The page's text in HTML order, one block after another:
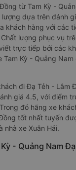
từ Tam Kỳ -
dựa trên đánh
khách hàng với các
lượng phục vụ
trực tiếp bởi các
Tam Kỳ - Quảng
đi Đạ Tẻh - Lâm
giá 4.5, với điểm
đó hãng xe
tốt nhất tuyến
nhà xe Xuân Hải.
- Quảng Nam